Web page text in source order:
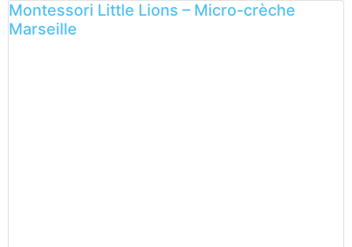
Montessori Little Lions – Micro-crèche
Marseille